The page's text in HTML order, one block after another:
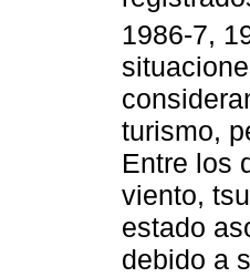
1986-7,
turismo,
Entre los
viento,
estado
debido a